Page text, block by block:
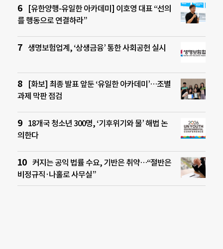
[유한양행-유일한 아카데미] 이호영 대표 “선의
를 행동으로 연결하라”
생명보험업계, ‘상생금융’ 통한 사회공헌 실시
[화보] 최종 발표 앞둔 ‘유일한 아카데미’…조별
과제 막판 점검
18개국 청소년 300명, ‘기후위기와 물’ 해법 논
의한다
커지는 공익 법률 수요, 기반은 취약…“절반은
비정규직·나홀로 사무실”